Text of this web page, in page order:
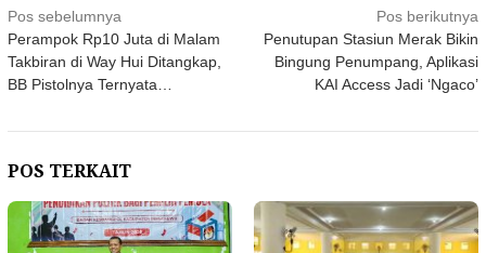
Navigasi
pos
Pos sebelumnya
Perampok Rp10 Juta di Malam
Takbiran di Way Hui Ditangkap,
BB Pistolnya Ternyata…
Pos berikutnya
Penutupan Stasiun Merak Bikin
Bingung Penumpang, Aplikasi
KAI Access Jadi ‘Ngaco’
POS TERKAIT